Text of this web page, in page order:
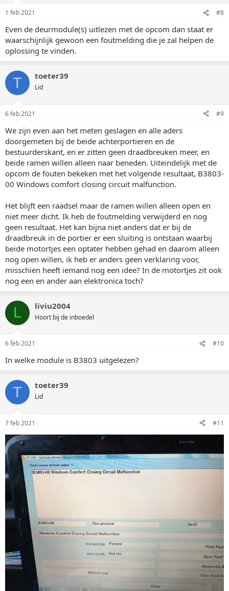
1 feb 2021 #8
Even de deurmodule(s) uitlezen met de opcom dan staat er
waarschijnlijk gewoon een foutmelding die je zal helpen de
oplossing te vinden.
T toeter39
Lid
6 feb 2021 #9
We zijn even aan het meten geslagen en alle aders
doorgemeten bij de beide achterportieren en de
bestuurderskant, en er zitten geen draadbreuken meer, en
beide ramen willen alleen naar beneden. Uiteindelijk met de
opcom de fouten bekeken met het volgende resultaat, B3803-
00 Windows comfort closing circuit malfunction.
Het blijft een raadsel maar de ramen willen alleen open en
niet meer dicht. Ik heb de foutmelding verwijderd en nog
geen resultaat. Het kan bijna niet anders dat er bij de
draadbreuk in de portier er een sluiting is ontstaan waarbij
beide motortjes een optater hebben gehad en daarom alleen
nog open willen, ik heb er anders geen verklaring voor,
misschien heeft iemand nog een idee? In de motortjes zit ook
nog een en ander aan elektronica toch?
L liviu2004
Hoort bij de inboedel
6 feb 2021 #10
In welke module is B3803 uitgelezen?
T toeter39
Lid
7 feb 2021 #11